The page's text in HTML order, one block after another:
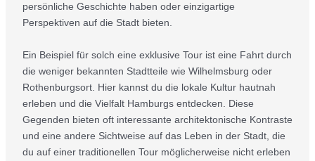
persönliche Geschichte haben oder einzigartige
Perspektiven auf die Stadt bieten.
Ein Beispiel für solch eine exklusive Tour ist eine Fahrt durch
die weniger bekannten Stadtteile wie Wilhelmsburg oder
Rothenburgsort. Hier kannst du die lokale Kultur hautnah
erleben und die Vielfalt Hamburgs entdecken. Diese
Gegenden bieten oft interessante architektonische Kontraste
und eine andere Sichtweise auf das Leben in der Stadt, die
du auf einer traditionellen Tour möglicherweise nicht erleben